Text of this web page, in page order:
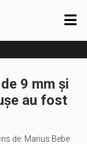
9 mm și
au fost
de: Marius Bebe